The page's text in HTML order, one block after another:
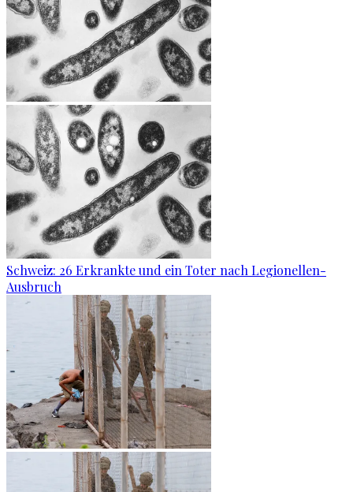
Schweiz: 26 Erkrankte und ein Toter nach Legionellen-
Ausbruch